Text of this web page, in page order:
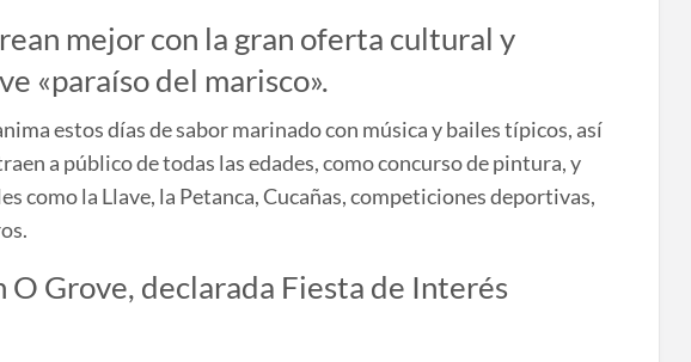
mejor con la gran oferta cultural y
«paraíso del marisco».
estos días de sabor marinado con música y bailes típicos, así
a público de todas las edades, como concurso de pintura, y
como la Llave, la Petanca, Cucañas, competiciones deportivas,
O Grove, declarada Fiesta de Interés